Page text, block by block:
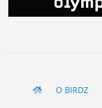
O BIRDZ